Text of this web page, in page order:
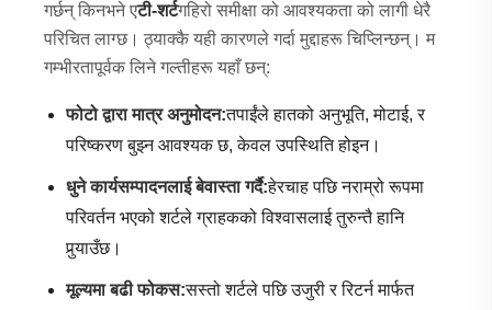
गर्छन् किनभने एटी-शर्टगहिरो समीक्षा को आवश्यकता को लागी धेरै
परिचित लाग्छ। ठ्याक्कै यही कारणले गर्दा मुद्दाहरू चिप्लिन्छन्। म
गम्भीरतापूर्वक लिने गल्तीहरू यहाँ छन्:
फोटो द्वारा मात्र अनुमोदन:तपाईंले हातको अनुभूति, मोटाई, र
परिष्करण बुझ्न आवश्यक छ, केवल उपस्थिति होइन।
धुने कार्यसम्पादनलाई बेवास्ता गर्दै:हेरचाह पछि नराम्रो रूपमा
परिवर्तन भएको शर्टले ग्राहकको विश्वासलाई तुरुन्तै हानि
पुर्‍याउँछ।
मूल्यमा बढी फोकस:सस्तो शर्टले पछि उजुरी र रिटर्न मार्फत